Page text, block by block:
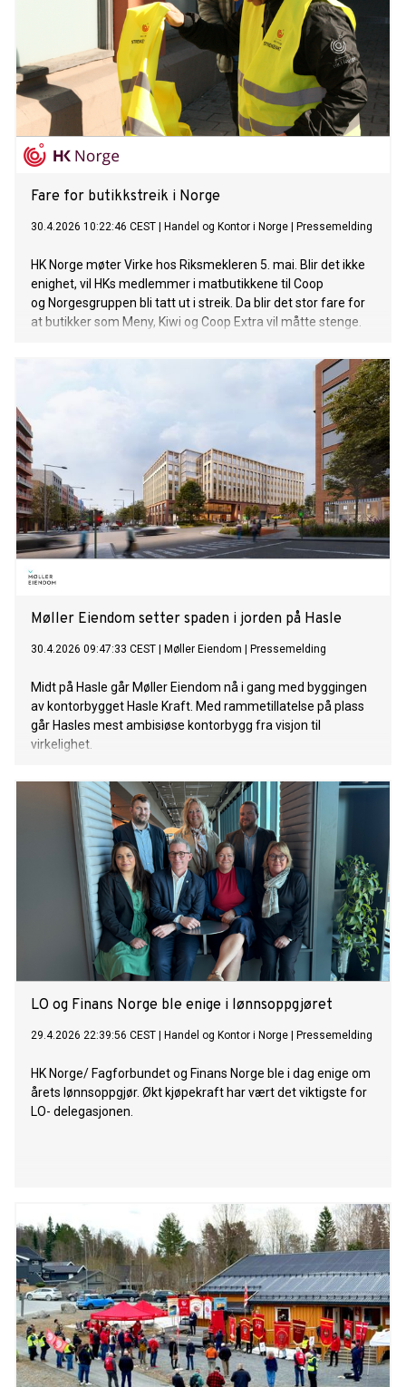
Fare for butikkstreik i Norge
30.4.2026 10:22:46 CEST Handel og Kontor i Norge Pressemelding
HK Norge møter Virke hos Riksmekleren 5. mai. Blir det ikke
enighet, vil HKs medlemmer i matbutikkene til Coop
og Norgesgruppen bli tatt ut i streik. Da blir det stor fare for
at butikker som Meny, Kiwi og Coop Extra vil måtte stenge.
Møller Eiendom setter spaden i jorden på Hasle
30.4.2026 09:47:33 CEST Møller Eiendom Pressemelding
Midt på Hasle går Møller Eiendom nå i gang med byggingen
av kontorbygget Hasle Kraft. Med rammetillatelse på plass
går Hasles mest ambisiøse kontorbygg fra visjon til
virkelighet.
LO og Finans Norge ble enige i lønnsoppgjøret
29.4.2026 22:39:56 CEST Handel og Kontor i Norge Pressemelding
HK Norge/ Fagforbundet og Finans Norge ble i dag enige om
årets lønnsoppgjør. Økt kjøpekraft har vært det viktigste for
LO- delegasjonen.